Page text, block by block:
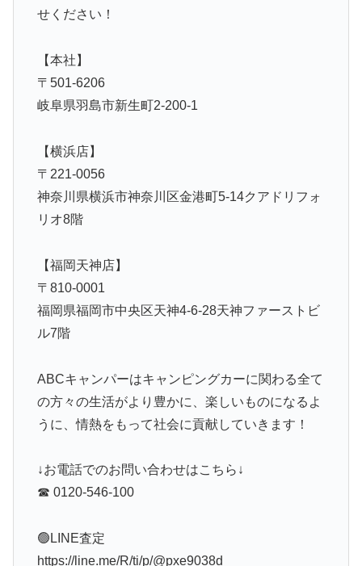
せください！
【本社】
〒501-6206
岐阜県羽島市新生町2-200-1
【横浜店】
〒221-0056
神奈川県横浜市神奈川区金港町5-14クアドリフォ
リオ8階
【福岡天神店】
〒810-0001
福岡県福岡市中央区天神4-6-28天神ファーストビ
ル7階
ABCキャンパーはキャンピングカーに関わる全て
の方々の生活がより豊かに、楽しいものになるよ
うに、情熱をもって社会に貢献していきます！
↓お電話でのお問い合わせはこちら↓
☎ 0120-546-100
🟢LINE査定
https://line.me/R/ti/p/@pxe9038d